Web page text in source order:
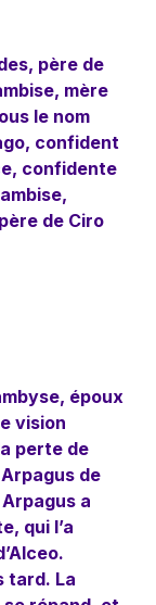
père de
mère
le nom
confident
confidente
de Ciro
époux
vision
perte de
de
a
qui l’a
tard. La